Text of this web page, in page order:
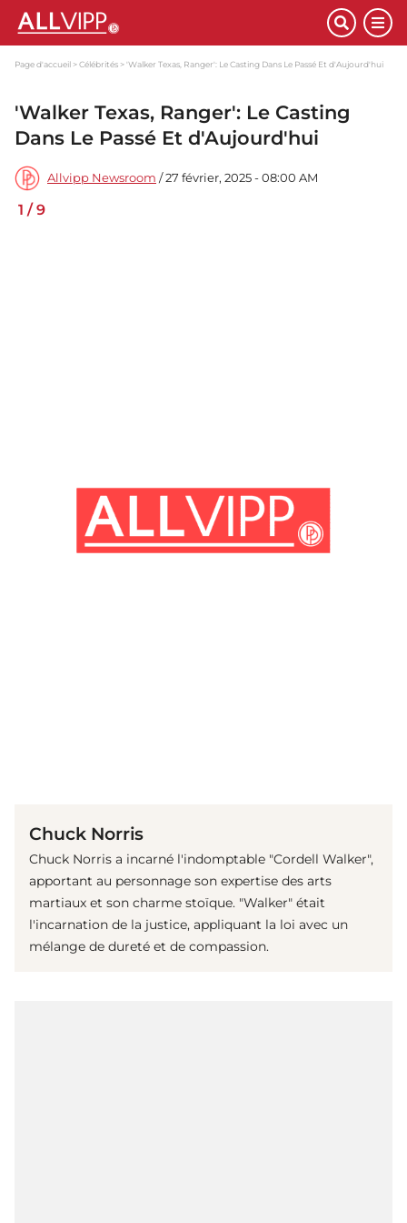
Page d'accueil Célébrités 'Walker Texas, Ranger': Le Casting Dans Le Passé Et d'Aujourd'hui
'Walker Texas, Ranger': Le Casting
Dans Le Passé Et d'Aujourd'hui
Allvipp Newsroom / 27 février, 2025 - 08:00 AM
1 /9
Chuck Norris
Chuck Norris a incarné l'indomptable "Cordell Walker",
apportant au personnage son expertise des arts
martiaux et son charme stoïque. "Walker" était
l'incarnation de la justice, appliquant la loi avec un
mélange de dureté et de compassion.